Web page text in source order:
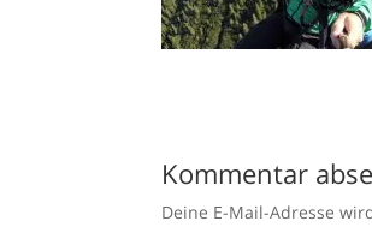
Kommentar
Deine E-Mail-Adresse